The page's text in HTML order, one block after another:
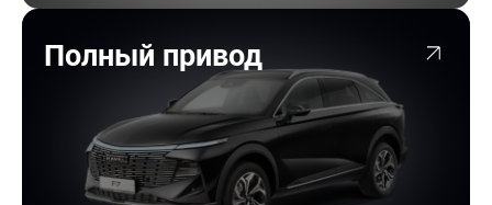
Полный привод